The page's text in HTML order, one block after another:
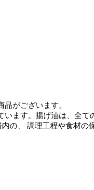
がございます。
ます。揚げ油は、全
の、 調理工程や食材